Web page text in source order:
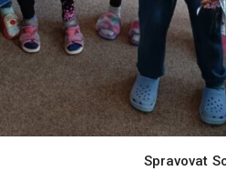
Spravovat